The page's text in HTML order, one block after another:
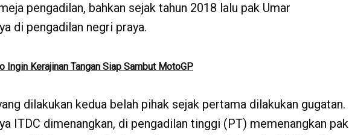
pengadilan, bahkan sejak tahun 2018 lalu pak Umar
di pengadilan negri praya.
Ingin Kerajinan Tangan Siap Sambut MotoGP
dilakukan kedua belah pihak sejak pertama dilakukan gugatan.
ITDC dimenangkan, di pengadilan tinggi (PT) memenangkan pak